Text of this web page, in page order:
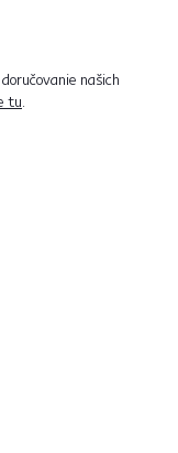
našich
tu.